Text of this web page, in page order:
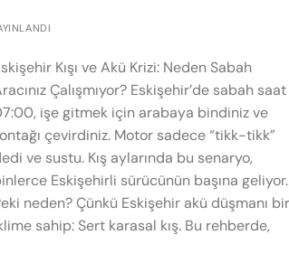
Kışı ve Akü Krizi: Neden Sabah
Çalışmıyor? Eskişehir’de sabah saat
işe gitmek için arabaya bindiniz ve
çevirdiniz. Motor sadece “tikk-tikk”
ve sustu. Kış aylarında bu senaryo,
Eskişehirli sürücünün başına geliyor.
neden? Çünkü Eskişehir akü düşmanı bir
sahip: Sert karasal kış. Bu rehberde,